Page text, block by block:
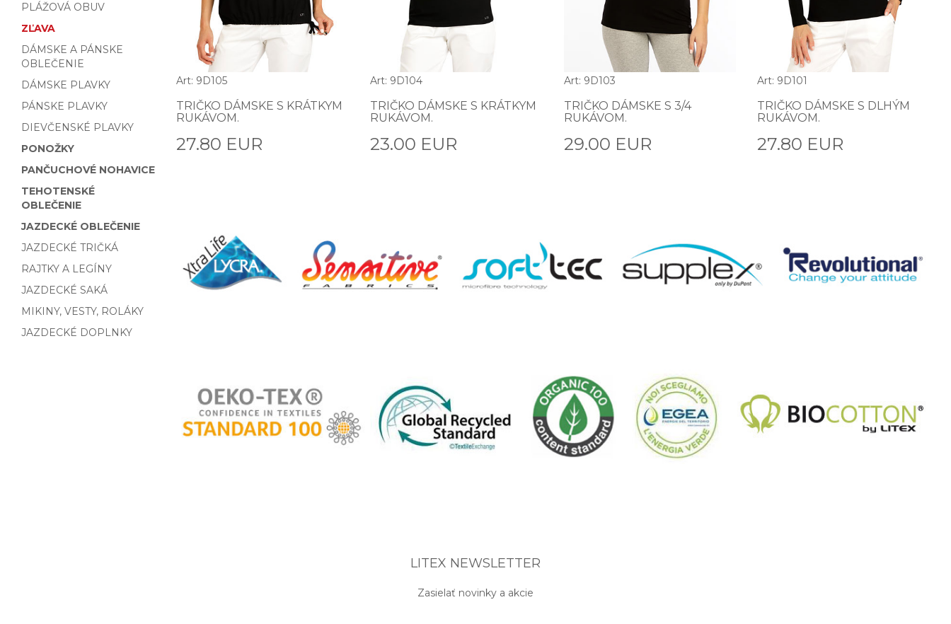
PLÁŽOVÁ OBUV
ZĽAVA
DÁMSKE A PÁNSKE
OBLEČENIE
DÁMSKE PLAVKY
PÁNSKE PLAVKY
DIEVČENSKÉ PLAVKY
PONOŽKY
PANČUCHOVÉ NOHAVICE
TEHOTENSKÉ
OBLEČENIE
JAZDECKÉ OBLEČENIE
JAZDECKÉ TRIČKÁ
RAJTKY A LEGÍNY
JAZDECKÉ SAKÁ
MIKINY, VESTY, ROLÁKY
JAZDECKÉ DOPLNKY
Art: 9D105
TRIČKO DÁMSKE S KRÁTKYM
RUKÁVOM.
27.80 EUR
Art: 9D104
TRIČKO DÁMSKE S KRÁTKYM
RUKÁVOM.
23.00 EUR
Art: 9D103
TRIČKO DÁMSKE S 3/4
RUKÁVOM.
29.00 EUR
Art: 9D101
TRIČKO DÁMSKE S DLHÝM
RUKÁVOM.
27.80 EUR
LITEX NEWSLETTER
Zasielať novinky a akcie